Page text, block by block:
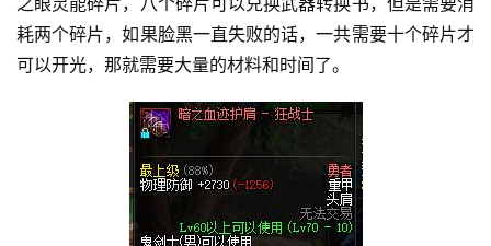
耗两个碎片，如果脸黑一直失败的话，一共需要十个碎片才
可以开光，那就需要大量的材料和时间了。